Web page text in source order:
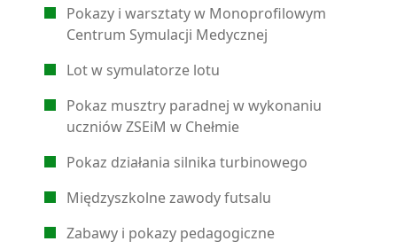
Pokazy i warsztaty w Monoprofilowym
Centrum Symulacji Medycznej
Lot w symulatorze lotu
Pokaz musztry paradnej w wykonaniu
uczniów ZSEiM w Chełmie
Pokaz działania silnika turbinowego
Międzyszkolne zawody futsalu
Zabawy i pokazy pedagogiczne